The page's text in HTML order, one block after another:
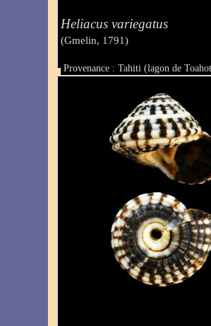
Heliacus variegatus
(Gmelin, 1791)
Provenance : Tahiti (lagon de
Taille : 14 & 14.5 mm